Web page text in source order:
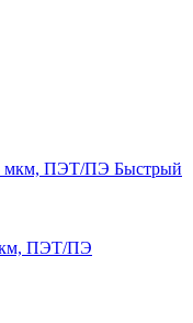
Быстрый
ПЭТ/ПЭ